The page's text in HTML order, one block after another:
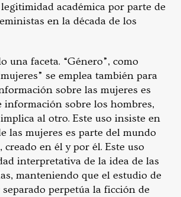
académica por parte de
en la década de los
una faceta. “Género”, como
se emplea también para
sobre las mujeres es
información sobre los hombres,
al otro. Este uso insiste en
las mujeres es parte del mundo
creado en él y por él. Este uso
interpretativa de la idea de las
manteniendo que el estudio de
perpetúa la ficción de